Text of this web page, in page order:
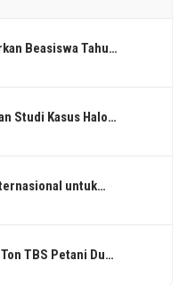
Beasiswa Tahu…
Studi Kasus Halo…
untuk…
TBS Petani Du…